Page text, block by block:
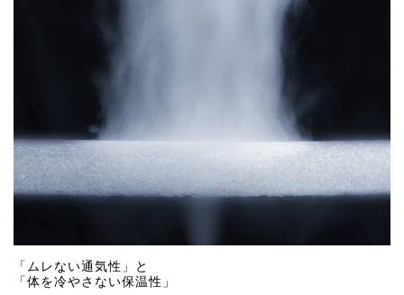
「ムレない通気性」と
「体を冷やさない保温性」